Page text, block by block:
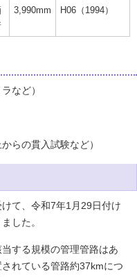
3,990mm
H06（1994）
など）
らの貫入試験など）
て、令和7年1月29日付け
した。
する規模の管理管路はあ
れている管路約37kmにつ